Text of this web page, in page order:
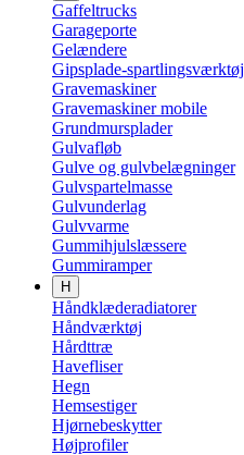
Gaffeltrucks
Garageporte
Gelændere
Gipsplade-spartlingsværktøj
Gravemaskiner
Gravemaskiner mobile
Grundmursplader
Gulvafløb
Gulve og gulvbelægninger
Gulvspartelmasse
Gulvunderlag
Gulvvarme
Gummihjulslæssere
Gummiramper
H
Håndklæderadiatorer
Håndværktøj
Hårdttræ
Havefliser
Hegn
Hemsestiger
Hjørnebeskytter
Højprofiler